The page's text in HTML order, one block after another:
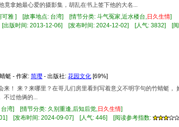
竟拿她最心爱的摄影集，胡乱在书上签下他的大名...
可雅 ] [故事地点: 台湾] [情节分类: 斗气冤家,近水楼台, 日久 生情]
出版时间: 2013-12-06] [发布时间: 2024-12-02] [人气: 3832] [阅
蜓 - 作家: 简璎 - 出版社: 花园文化 [69%]
来！ 来？来哪里？在哥儿们房里看到写着意义不明字句的竹蜻蜓
过他俩的...
湾] [情节分类: 久别重逢,后知后觉, 日久 生情]
[发布时间: 2024-09-07] [人气: 446] [阅读参考指数: